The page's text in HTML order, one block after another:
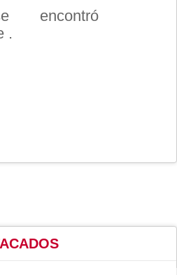
encontró
.